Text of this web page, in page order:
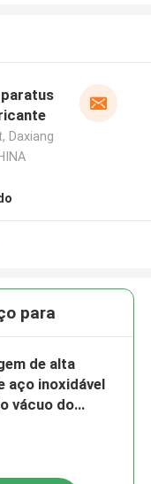
Daxiang
para
de alta
aço inoxidável
vácuo do